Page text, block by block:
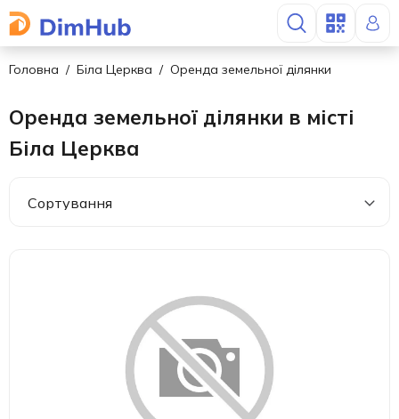
Головна Біла Церква Оренда земельної ділянки
Оренда земельної ділянки в місті
Біла Церква